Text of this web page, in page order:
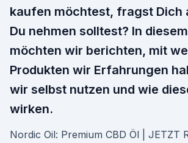
kaufen möchtest, fragst Dich
Du nehmen solltest? In
möchten wir berichten, mit
Produkten wir Erfahrungen
wir selbst nutzen und wie
wirken.
Nordic Oil: Premium CBD Öl | JETZT